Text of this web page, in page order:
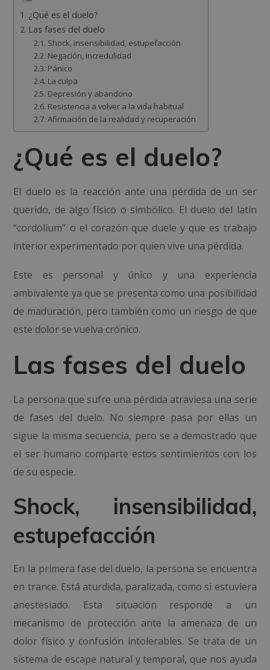
¿Qué es el duelo?
Las fases del duelo
Shock, insensibilidad, estupefacción
Negación, incredulidad
Pánico
La culpa
Depresión y abandono
Resistencia a volver a la vida habitual
Afirmación de la realidad y recuperación
¿Qué es el duelo?
El duelo es la reacción ante una pérdida de un ser
querido, de algo físico o simbólico. El duelo del latín
“cordolium” o el corazón que duele y que es trabajo
interior experimentado por quien vive una pérdida.
Este es personal y único y una experiencia
ambivalente ya que se presenta como una posibilidad
de maduración, pero también como un riesgo de que
este dolor se vuelva crónico.
Las fases del duelo
La persona que sufre una pérdida atraviesa una serie
de fases del duelo. No siempre pasa por ellas un
sigue la misma secuencia, pero se a demostrado que
el ser humano comparte estos sentimientos con los
de su especie.
Shock, insensibilidad,
estupefacción
En la primera fase del duelo, la persona se encuentra
en trance. Está aturdida, paralizada, como si estuviera
anestesiado. Esta situación responde a un
mecanismo de protección ante la amenaza de un
dolor físico y confusión intolerables. Se trata de un
sistema de escape natural y temporal, que nos ayuda